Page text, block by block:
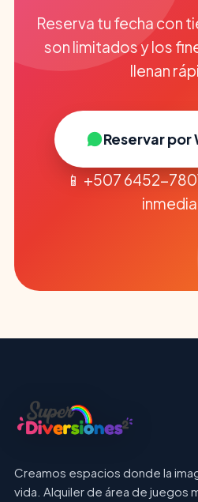
Reserva tu fecha con
son limitados y los
llenan
Reservar por
📱 +507 6452-
Creamos espacios donde la
vida. Alquiler de área de juegos